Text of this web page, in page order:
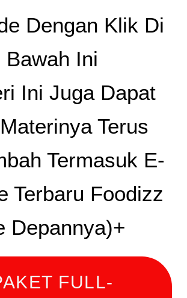
Dengan Klik Di
Bawah Ini
Ini Juga Dapat
Terus
Termasuk E-
Terbaru Foodizz
Depannya)+
FULL-